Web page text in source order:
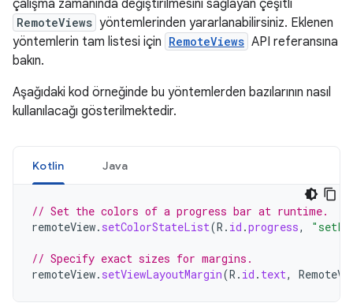
çalışma zamanında değiştirilmesini sağlayan çeşitli
RemoteViews yöntemlerinden yararlanabilirsiniz. Eklenen
yöntemlerin tam listesi için RemoteViews API referansına
bakın.
Aşağıdaki kod örneğinde bu yöntemlerden bazılarının nasıl
kullanılacağı gösterilmektedir.
Kotlin Java
// Set the colors of a progress bar at runtime.
remoteView. setColorStateList(R . id .progress,
// Specify exact sizes for margins.
remoteView. setViewLayoutMargin(R . id . text,